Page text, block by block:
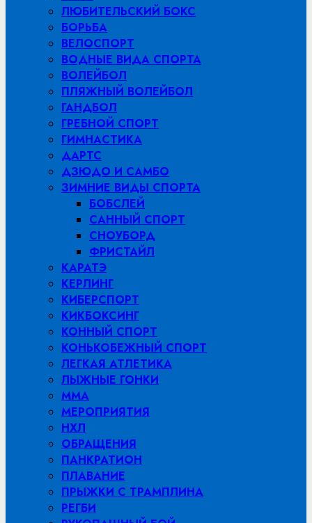
ЛЮБИТЕЛЬСКИЙ БОКС
БОРЬБА
ВЕЛОСПОРТ
ВОДНЫЕ ВИДА СПОРТА
ВОЛЕЙБОЛ
ПЛЯЖНЫЙ ВОЛЕЙБОЛ
ГАНДБОЛ
ГРЕБНОЙ СПОРТ
ГИМНАСТИКА
ДАРТС
ДЗЮДО И САМБО
ЗИМНИЕ ВИДЫ СПОРТА
БОБСЛЕЙ
САННЫЙ СПОРТ
СНОУБОРД
ФРИСТАЙЛ
КАРАТЭ
КЕРЛИНГ
КИБЕРСПОРТ
КИКБОКСИНГ
КОННЫЙ СПОРТ
КОНЬКОБЕЖНЫЙ СПОРТ
ЛЕГКАЯ АТЛЕТИКА
ЛЫЖНЫЕ ГОНКИ
MMA
МЕРОПРИЯТИЯ
НХЛ
ОБРАЩЕНИЯ
ПАНКРАТИОН
ПЛАВАНИЕ
ПРЫЖКИ С ТРАМПЛИНА
РЕГБИ